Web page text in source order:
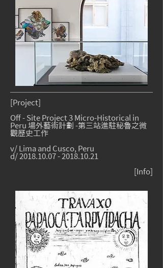
[Project]
Off - Site Project 3 Micro-Historical in
Peru 場外藝術計劃 -第三站進駐秘魯之微
觀歷史工作
v/ Lima and Cusco, Peru
d/ 2018.10.07 - 2018.10.21
[Info]